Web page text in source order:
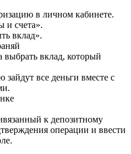
в личном кабинете.
и счета».
вклад».
вклад, который
зайдут все деньги вместе с
к депозитному
операции и ввести